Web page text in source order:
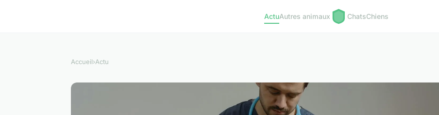
ActuAutres animaux ChatsChiens
Accueil›Actu